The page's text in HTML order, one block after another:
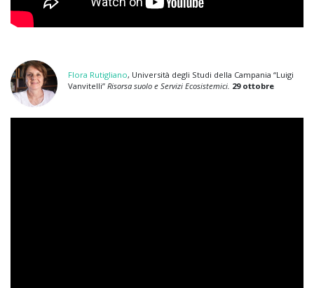
Flora Rutigliano, Università degli Studi della Campania “Luigi
Vanvitelli” Risorsa suolo e Servizi Ecosistemici. 29 ottobre